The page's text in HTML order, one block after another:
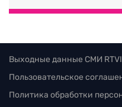
Выходные данные СМИ RTVI
Пользовательское
Политика обработки